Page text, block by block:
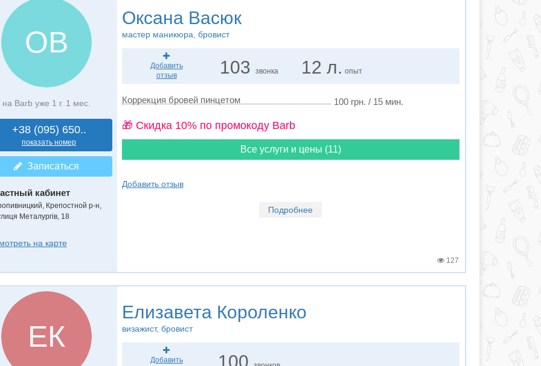
ОВ
на Barb уже 1 г. 1 мес.
+38 (095) 650..
показать номер
Записаться
кабинет
Крепостной р-н,
Металургів, 18
на карте
Оксана Васюк
мастер маникюра, бровист
Добавить
отзыв
103звонка 12 л. опыт
Коррекция бровей пинцетом 100 грн. / 15 мин.
🎁 Cкидка 10% по промокоду Barb
Все услуги и цены (11)
Добавить отзыв
Подробнее
127
ЕК
Елизавета Короленко
визажист, бровист
Добавить
100